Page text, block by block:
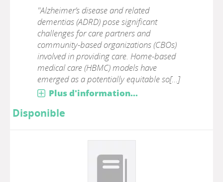
"Alzheimer’s disease and related
dementias (ADRD) pose significant
challenges for care partners and
community-based organizations (CBOs)
involved in providing care. Home-based
medical care (HBMC) models have
emerged as a potentially equitable so[...]
Plus d'information...
Disponible